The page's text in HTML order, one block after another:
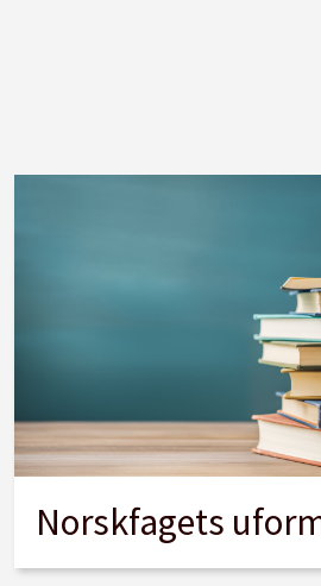
Norskfagets